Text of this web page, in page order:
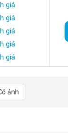
giá
giá
giá
giá
giá
ảnh